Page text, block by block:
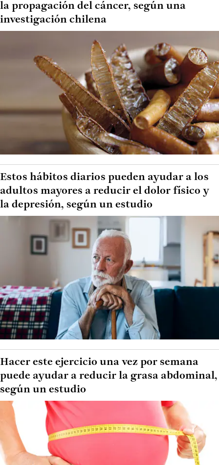
la propagación del cáncer, según una
investigación chilena
Estos hábitos diarios pueden ayudar a los
adultos mayores a reducir el dolor físico y
la depresión, según un estudio
Hacer este ejercicio una vez por semana
puede ayudar a reducir la grasa abdominal,
según un estudio